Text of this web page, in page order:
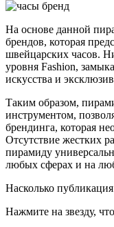
На основе данной
брендов, которая
швейцарских часов.
уровня Fashion,
искусства и
Таким образом,
инструментом,
брендинга, которая
Отсутствие жестких
пирамиду
любых сферах и на
Насколько
Нажмите на звезду,